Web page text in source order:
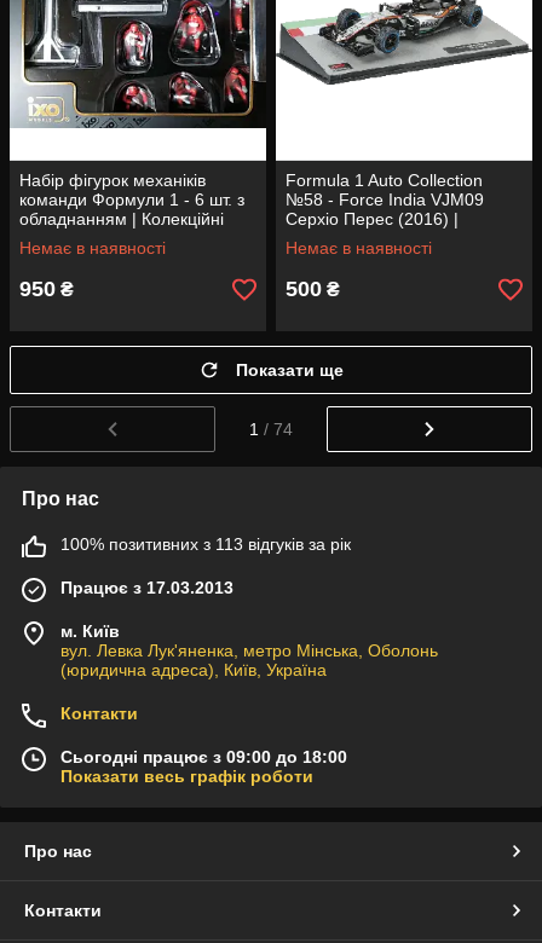
Набір фігурок механіків
команди Формули 1 - 6 шт. з
обладнанням | Колекційні
фігурки 1:43 | IXO
Немає в наявності
950 ₴
Formula 1 Auto Collection
№58 - Force India VJM09
Серхіо Перес (2016) |
Колекційна модель 1:43 |
Centauria
Немає в наявності
500 ₴
Показати ще
1 / 74
Про нас
100% позитивних з 113 відгуків за рік
Працює з 17.03.2013
м. Київ
вул. Левка Лук'яненка, метро Мінська, Оболонь
(юридична адреса), Київ, Україна
Контакти
Сьогодні працює з 09:00 до 18:00
Показати весь графік роботи
Про нас
Контакти